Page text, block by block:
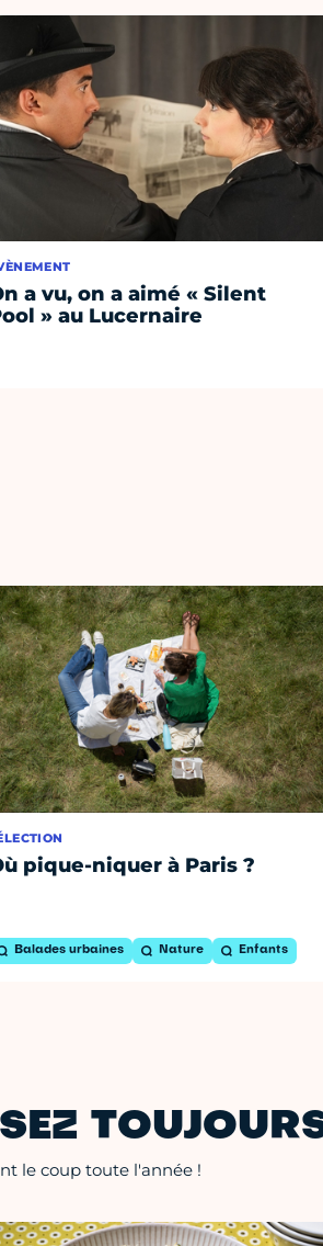
a vu, on a aimé « Silent
» au Lucernaire
pique-niquer à Paris ?
Balades urbaines Nature Enfants
le coup toute l'année !